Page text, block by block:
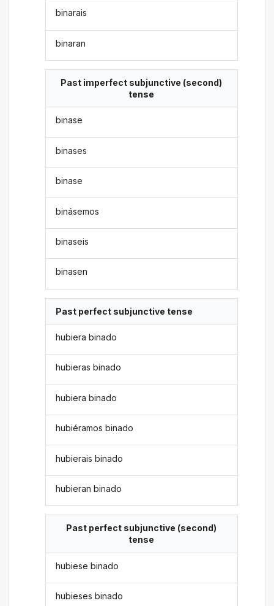
binarais
binaran
Past imperfect subjunctive (second)
tense
binase
binases
binase
binásemos
binaseis
binasen
Past perfect subjunctive tense
hubiera binado
hubieras binado
hubiera binado
hubiéramos binado
hubierais binado
hubieran binado
Past perfect subjunctive (second)
tense
hubiese binado
hubieses binado